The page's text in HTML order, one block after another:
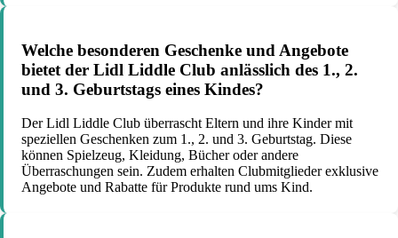
Welche besonderen Geschenke und Angebote
bietet der Lidl Liddle Club anlässlich des 1., 2.
und 3. Geburtstags eines Kindes?
Der Lidl Liddle Club überrascht Eltern und ihre Kinder mit
speziellen Geschenken zum 1., 2. und 3. Geburtstag. Diese
können Spielzeug, Kleidung, Bücher oder andere
Überraschungen sein. Zudem erhalten Clubmitglieder exklusive
Angebote und Rabatte für Produkte rund ums Kind.